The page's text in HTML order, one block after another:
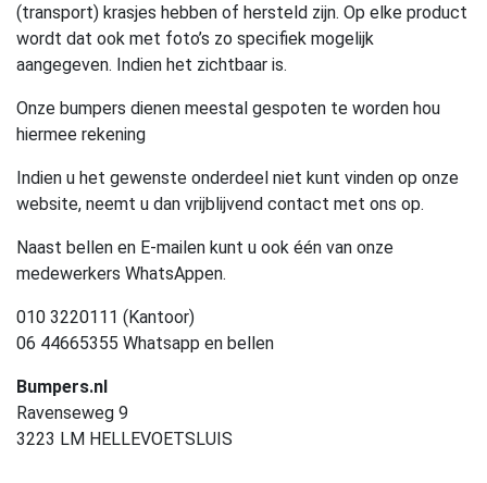
(transport) krasjes hebben of hersteld zijn. Op elke product
wordt dat ook met foto’s zo specifiek mogelijk
aangegeven. Indien het zichtbaar is.
Onze bumpers dienen meestal gespoten te worden hou
hiermee rekening
Indien u het gewenste onderdeel niet kunt vinden op onze
website, neemt u dan vrijblijvend contact met ons op.
Naast bellen en E-mailen kunt u ook één van onze
medewerkers WhatsAppen.
010 3220111 (Kantoor)
06 44665355 Whatsapp en bellen
Bumpers.nl
Ravenseweg 9
3223 LM HELLEVOETSLUIS